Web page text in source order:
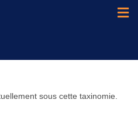
sous cette taxinomie.